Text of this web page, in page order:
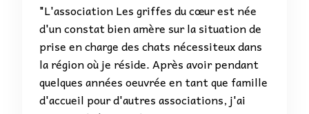
"L'association Les griffes du cœur est née
d'un constat bien amère sur la situation de
prise en charge des chats nécessiteux dans
la région où je réside. Après avoir pendant
quelques années oeuvrée en tant que famille
d'accueil pour d'autres associations, j'ai